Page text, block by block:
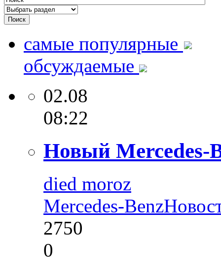
самые популярные
обсуждаемые
02.08
08:22
Новый Mercedes-
died moroz
Mercedes-Benz
2750
0